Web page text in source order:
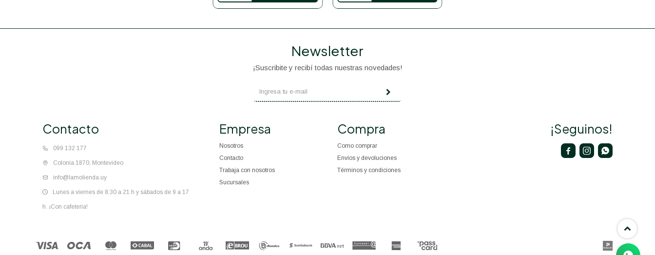
Contacto
099 132 177
Colonia 1870, Montevideo
info@lamolienda.uy
Lunes a viernes de 8:30 a 21 h y sábados de 9 a 17
h. ¡Con cafetería!
Empresa
Nosotros
Contacto
Trabaja con nosotros
Sucursales
Compra
Como comprar
Envíos y devoluciones
Términos y condiciones
Newsletter
¡Suscribite y recibí todas nuestras novedades!
¡Seguinos!
  